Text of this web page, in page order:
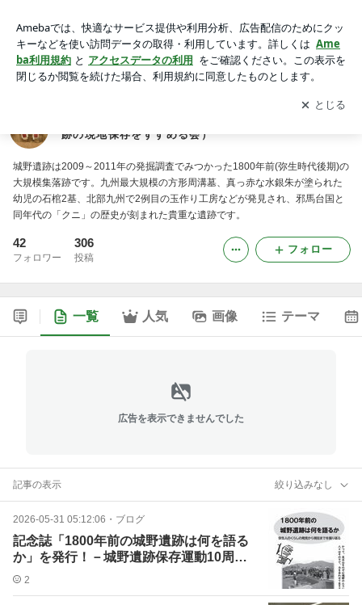
地保存をすすめる会）
アプリをダウンロードして ブログの更新通知
を受け取りまし
ょう。
開く
跡の現地保存をすすめる会）
城野遺跡は2009～2011年の発掘調査でみつかった1800年前(弥生時代後期)の
大規模集落跡です。九州最大規模の方形周溝墓、真っ赤な水銀朱が塗られた
幼児の石棺2基、北部九州で2例目の玉作り工房などが発見され、邪馬台国と
同年代の「クニ」の歴史が刻まれた貴重な遺跡です。
42
フォロワー
306
投稿
フォロー
一覧 人気 画像 テーマ
広告を表示できませんでした
記事の表示 絞り込みなし
2026-05-31 05:12:06 ・ ブログ
記念誌「1800年前の城野遺跡は何を語る
か」を発行！－城野遺跡保存運動10周年
にあたって－
2